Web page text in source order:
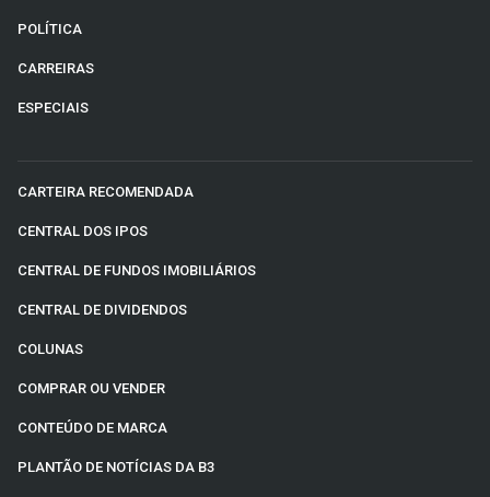
POLÍTICA
CARREIRAS
ESPECIAIS
CARTEIRA RECOMENDADA
CENTRAL DOS IPOS
CENTRAL DE FUNDOS IMOBILIÁRIOS
CENTRAL DE DIVIDENDOS
COLUNAS
COMPRAR OU VENDER
CONTEÚDO DE MARCA
PLANTÃO DE NOTÍCIAS DA B3